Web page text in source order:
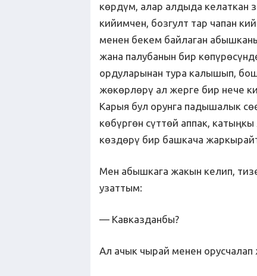
көрдүм, алар алдыда келаткан
кийимчен, бозгулт тар чапан
менен бекем байлаган
жана палубанын бир
ордуларынан тура калышып,
жөкөрлөрү ал жерге бир нече
Карыя бул орунга падышалык
көбүргөн сүттөй аппак,
көздөрү бир башкача
Мен абышкага жакын келип,
узаттым:
— Кавказданбы?
Ал ачык чырай менен